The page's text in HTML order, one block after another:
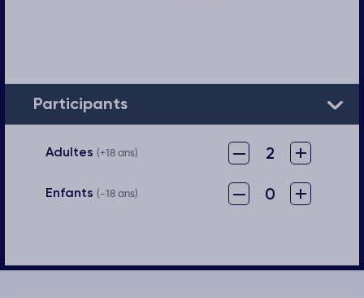
Participants
Adultes (+18 ans) – 2 +
Enfants (-18 ans) – 0 +